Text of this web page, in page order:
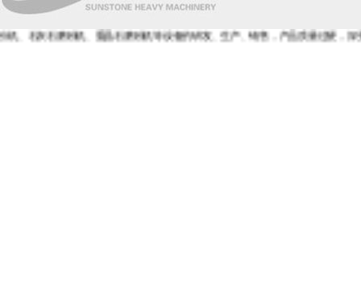
灰石磨粉机、重晶石磨粉机等设备的研发、生产、销售，产品质量过硬，深受客